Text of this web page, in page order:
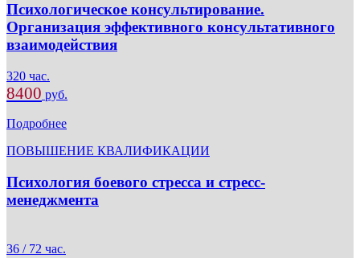
Психологическое консультирование.
Организация эффективного консультативного
взаимодействия
320 час.
8400 руб.
Подробнее
ПОВЫШЕНИЕ КВАЛИФИКАЦИИ
Психология боевого стресса и стресс-
менеджмента
36 / 72 час.